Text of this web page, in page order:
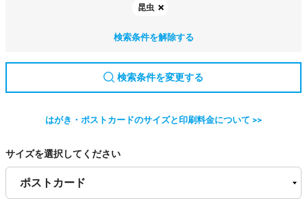
昆虫
検索条件を解除する
検索条件を変更する
はがき・ポストカードのサイズと印刷料金について >>
サイズを選択してください